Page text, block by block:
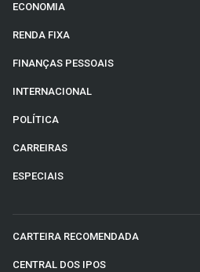
ECONOMIA
RENDA FIXA
FINANÇAS PESSOAIS
INTERNACIONAL
POLÍTICA
CARREIRAS
ESPECIAIS
CARTEIRA RECOMENDADA
CENTRAL DOS IPOS